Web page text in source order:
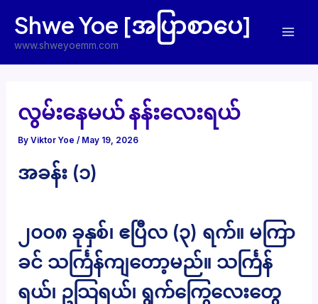
content
Shwe Yoe [အပြာစာပေ]
www.shweyoemm.com
လွမ်းနေမယ် နန်းလေးရယ်
ByViktor Yoe/ May 19, 2026
အခန်း (၁)
၂၀၀၈ ခုနှစ်၊ ဧပြီလ (၃) ရက်။ မကြာ
ခင် သင်္ကြန်ကျတော့မည်။ သင်္ကြန်
ရယ်၊ ဥသြရယ်၊ ရွက်ကြွေလေးတွေ